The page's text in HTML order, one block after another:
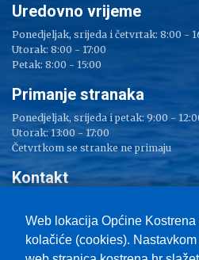
Web lokacija Općine Kostrena
kolačiće (cookies).
Uredovno vrijeme
Ponedjeljak, srijeda i četvrtak: 8:00 -
Utorak: 8:00 - 17:00
Petak: 8:00 - 15:00
Primanje stranaka
Ponedjeljak, srijeda i petak: 9:00 -
Utorak: 13:00 - 17:00
Četvrtkom se stranke ne primaju
Kontakt
Tel: 051/ 209 000
Fax: 051/ 289 400
E-mail:kostrena@kostrena.hr